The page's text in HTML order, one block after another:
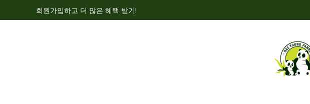
회원가입하고 더 많은 혜택 받기!